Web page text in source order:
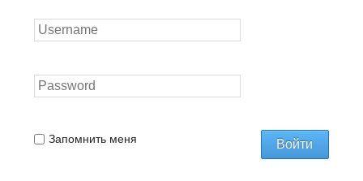
Запомнить меня